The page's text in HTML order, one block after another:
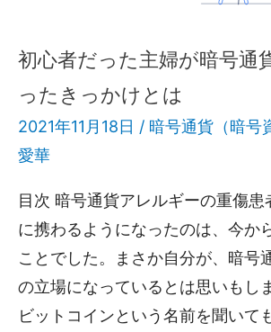
初心者だった主婦が暗号通
ったきっかけとは
2021年11月18日 / 暗号通貨（暗号
愛華
目次 暗号通貨アレルギーの重傷
に携わるようになったのは、今か
ことでした。まさか自分が、暗号
の立場になっているとは思いもし
ビットコインという名前を聞いて